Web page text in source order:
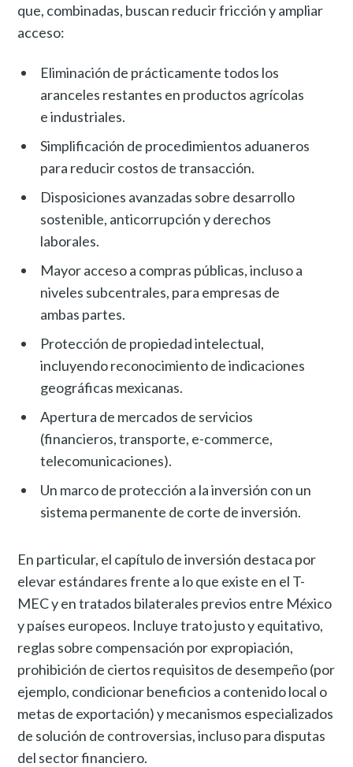
que, combinadas, buscan reducir fricción y ampliar
acceso:
Eliminación de prácticamente todos los
aranceles restantes en productos agrícolas
e industriales.
Simplificación de procedimientos aduaneros
para reducir costos de transacción.
Disposiciones avanzadas sobre desarrollo
sostenible, anticorrupción y derechos
laborales.
Mayor acceso a compras públicas, incluso a
niveles subcentrales, para empresas de
ambas partes.
Protección de propiedad intelectual,
incluyendo reconocimiento de indicaciones
geográficas mexicanas.
Apertura de mercados de servicios
(financieros, transporte, e-commerce,
telecomunicaciones).
Un marco de protección a la inversión con un
sistema permanente de corte de inversión.
En particular, el capítulo de inversión destaca por
elevar estándares frente a lo que existe en el T-
MEC y en tratados bilaterales previos entre México
y países europeos. Incluye trato justo y equitativo,
reglas sobre compensación por expropiación,
prohibición de ciertos requisitos de desempeño (por
ejemplo, condicionar beneficios a contenido local o
metas de exportación) y mecanismos especializados
de solución de controversias, incluso para disputas
del sector financiero.